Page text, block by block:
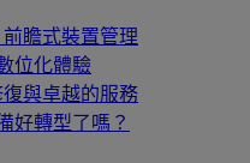
前瞻式裝置管理
位化體驗
與卓越的服務
好轉型了嗎？